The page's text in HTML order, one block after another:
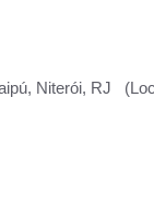
Niterói, RJ